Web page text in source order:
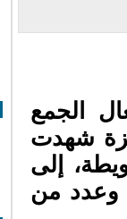
الجمع
شهدت
إلى
وعدد من